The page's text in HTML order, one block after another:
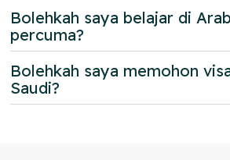
Bolehkah saya belajar di
percuma?
Bolehkah saya memohon
Saudi?